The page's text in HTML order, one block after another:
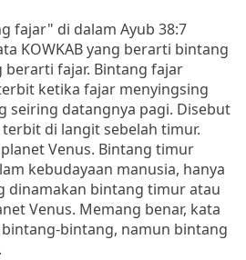
fajar" di dalam Ayub 38:7
KOWKAB yang berarti bintang
berarti fajar. Bintang fajar
ketika fajar menyingsing
seiring datangnya pagi. Disebut
di langit sebelah timur.
Venus. Bintang timur
kebudayaan manusia, hanya
dinamakan bintang timur atau
Venus. Memang benar, kata
bintang-bintang, namun bintang